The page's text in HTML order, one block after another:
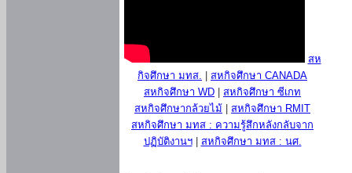
สห
กิจศึกษา มทส.
สหกิจศึกษา CANADA
สหกิจศึกษา WD
สหกิจศึกษา ซีเกท
สหกิจศึกษากล้วยไม้
สหกิจศึกษา RMIT
สหกิจศึกษา มทส : ความรู้สึกหลังกลับจาก
ปฏิบัติงานฯ| สหกิจศึกษา มทส : นศ.